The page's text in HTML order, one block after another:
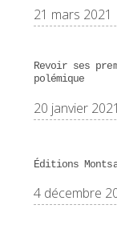
21 mars 2021
Revoir ses
polémique
20 janvier 2021
Éditions
4 décembre